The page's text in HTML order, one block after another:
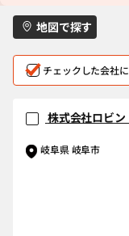
地図で探す
チェックした会社
株式会社ロビ
岐阜県 岐阜市